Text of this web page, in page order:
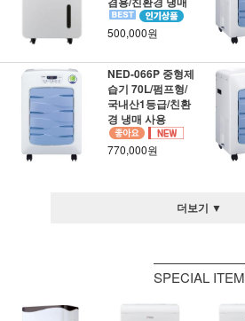
500,000원
NED-066P 중형제
습기 70L/펌프형/
국내산1등급/친환
경 냉매 사용
770,000원
더보기 ▼
SPECIAL ITEM